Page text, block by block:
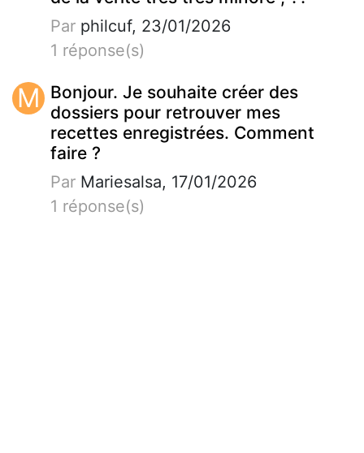
Par philcuf, 23/01/2026
1 réponse(s)
M Bonjour. Je souhaite créer des
dossiers pour retrouver mes
recettes enregistrées. Comment
faire ?
Par Mariesalsa, 17/01/2026
1 réponse(s)